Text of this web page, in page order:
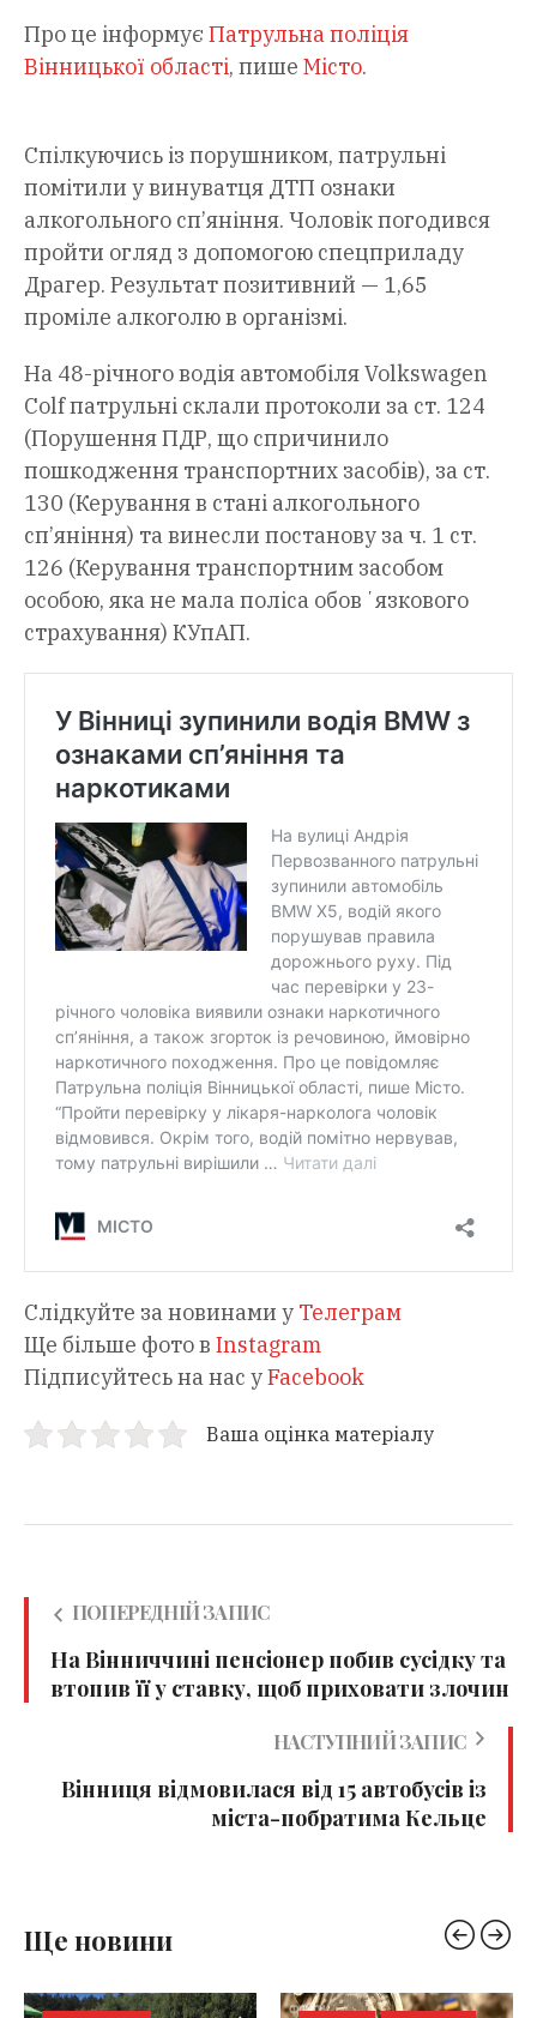
Про це інформує Патрульна поліція
Вінницької області, пише Місто.
Спілкуючись із порушником, патрульні
помітили у винуватця ДТП ознаки
алкогольного сп’яніння. Чоловік погодився
пройти огляд з допомогою спецприладу
Драгер. Результат позитивний — 1,65
проміле алкоголю в організмі.
На 48-річного водія автомобіля Volkswagen
Colf патрульні склали протоколи за ст. 124
(Порушення ПДР, що спричинило
пошкодження транспортних засобів), за ст.
130 (Керування в стані алкогольного
сп’яніння) та винесли постанову за ч. 1 ст.
126 (Керування транспортним засобом
особою, яка не мала поліса обовʼязкового
страхування) КУпАП.
Слідкуйте за новинами у Телеграм
Ще більше фото в Instagram
Підписуйтесь на нас уFacebook
Ваша оцінка матеріалу
ПОПЕРЕДНІЙ ЗАПИС
На Вінниччині пенсіонер побив сусідку та
втопив її у ставку, щоб приховати злочин
НАСТУПНИЙ ЗАПИС
Вінниця відмовилася від 15 автобусів із
міста-побратима Кельце
Ще новини